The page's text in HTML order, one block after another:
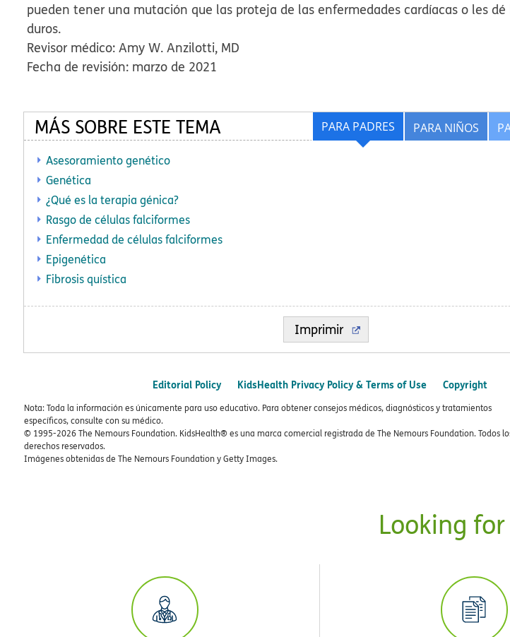
pueden tener una mutación que las proteja de las enfermedades cardíacas o les dé
duros.
Revisor médico: Amy W. Anzilotti, MD
Fecha de revisión: marzo de 2021
PARA NIÑOS
PARA PADRES
MÁS SOBRE ESTE TEMA
Asesoramiento genético
Genética
¿Qué es la terapia génica?
Rasgo de células falciformes
Enfermedad de células falciformes
Epigenética
Fibrosis quística
Imprimir
Editorial Policy KidsHealth Privacy Policy & Terms of Use Copyright
Nota: Toda la información es únicamente para uso educativo. Para obtener consejos médicos, diagnósticos y tratamientos
específicos, consulte con su médico.
© 1995-2026 The Nemours Foundation. KidsHealth® es una marca comercial registrada de The Nemours Foundation. Todos
derechos reservados.
Imágenes obtenidas de The Nemours Foundation y Getty Images.
Looking